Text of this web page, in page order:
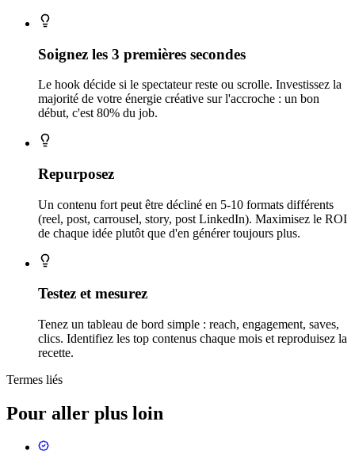
Soignez les 3 premières secondes
Le hook décide si le spectateur reste ou scrolle. Investissez la
majorité de votre énergie créative sur l'accroche : un bon
début, c'est 80% du job.
Repurposez
Un contenu fort peut être décliné en 5-10 formats différents
(reel, post, carrousel, story, post LinkedIn). Maximisez le ROI
de chaque idée plutôt que d'en générer toujours plus.
Testez et mesurez
Tenez un tableau de bord simple : reach, engagement, saves,
clics. Identifiez les top contenus chaque mois et reproduisez la
recette.
Termes liés
Pour aller plus loin